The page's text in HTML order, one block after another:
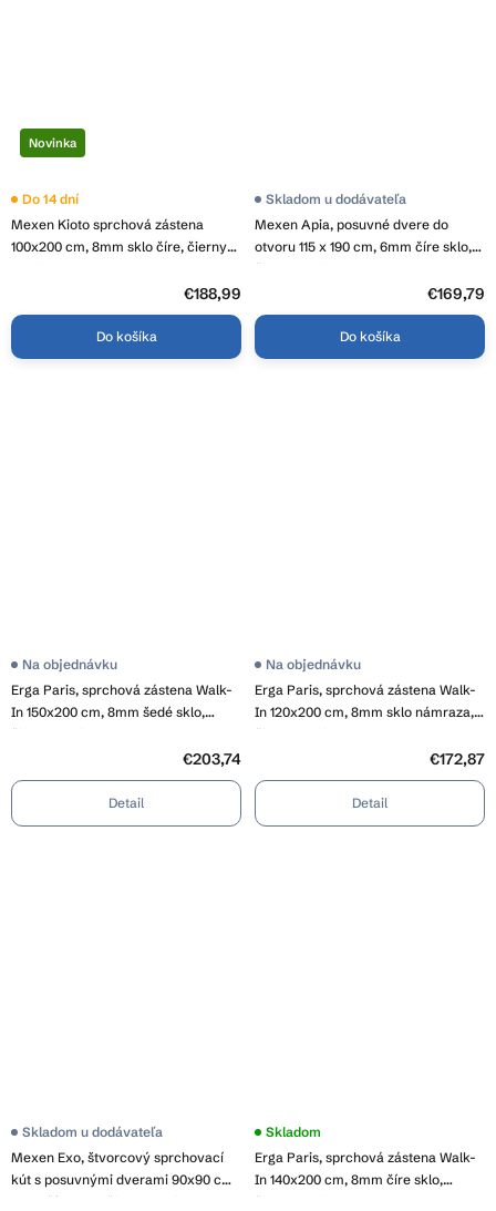
Novinka
Mexen Kioto sprchová zástena
100x200 cm, 8mm sklo číre, čierny
Priemerné
produktu
je
Do 14 dní
€188,99
Do košíka
Mexen Apia, posuvné dvere do
otvoru 115 x 190 cm, 6mm číre sklo,
čierny profil, 845-115-000-70-00
Priemerné
produktu
je
4,1
Skladom u dodávateľa
€169,79
Do košíka
Erga Paris, sprchová zástena Walk-
In 150x200 cm, 8mm šedé sklo,
čierny profil, ERG-V02-PARIS-
Priemerné
produktu
je
5,0
Na objednávku
€203,74
Detail
Erga Paris, sprchová zástena Walk-
In 120x200 cm, 8mm sklo námraza,
čierny profil, ERG-V02-PARIS-
Na objednávku
€172,87
Detail
Mexen Exo, štvorcový sprchovací
kút s posuvnými dverami 90x90 cm,
6mm číre sklo, čierny profil, 8111-
Skladom u dodávateľa
Erga Paris, sprchová zástena Walk-
In 140x200 cm, 8mm číre sklo,
čierny profil, ERG-V02-PARIS-
Priemerné
produktu
je
5,0
Skladom